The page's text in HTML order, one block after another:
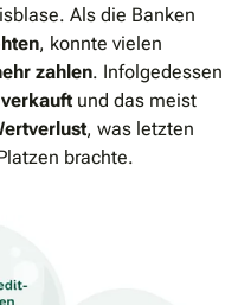
Als die Banken
, konnte vielen
zahlen. Infolgedessen
und das meist
, was letzten
brachte.